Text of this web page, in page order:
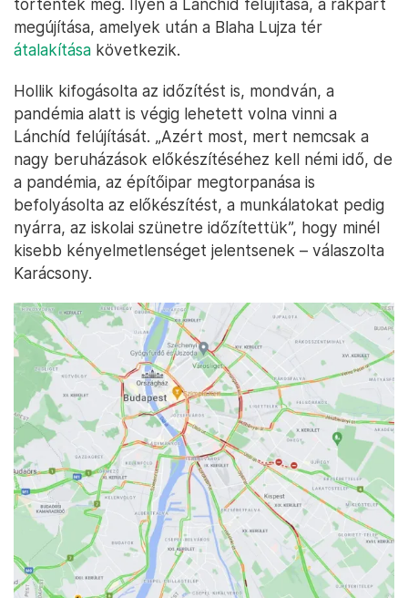
történtek meg. Ilyen a Lánchíd felújítása, a rakpart
megújítása, amelyek után a Blaha Lujza tér
átalakítása következik.
Hollik kifogásolta az időzítést is, mondván, a
pandémia alatt is végig lehetett volna vinni a
Lánchíd felújítását. „Azért most, mert nemcsak a
nagy beruházások előkészítéséhez kell némi idő, de
a pandémia, az építőipar megtorpanása is
befolyásolta az előkészítést, a munkálatokat pedig
nyárra, az iskolai szünetre időzítettük”, hogy minél
kisebb kényelmetlenséget jelentsenek – válaszolta
Karácsony.